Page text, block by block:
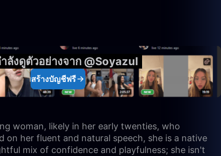
ลังดูตัวอย่างจาก @Soyazul
สร้างบัญชีฟรี
woman, likely in her early twenties, who
her fluent and natural speech, she is a native
mix of confidence and playfulness; she isn't